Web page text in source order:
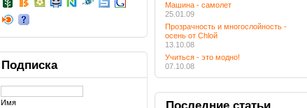
Подписка
Имя
Машина - самолет
25.01.09
Прозрачность и многослойность -
осень от Chloй
13.10.08
Учиться - это модно!
07.10.08